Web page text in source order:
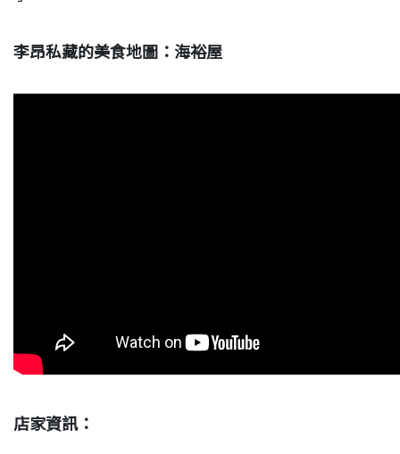
李昂私藏的美食地圖：海裕屋
店家資訊：